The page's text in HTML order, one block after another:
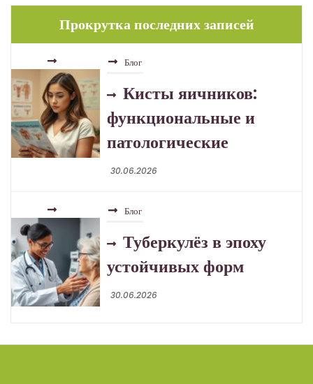
Прокрутка последних записей
Блог
функциональные и
патологические
устойчивых форм